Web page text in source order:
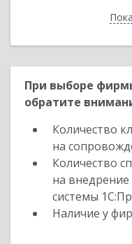
При выборе
обратите
Количество
на
Количество
на
системы
Наличие у